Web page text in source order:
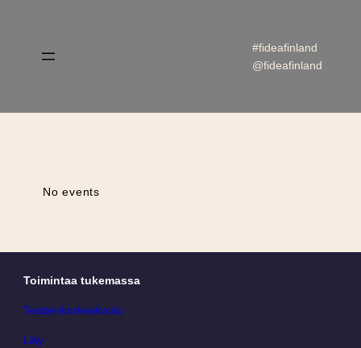
#fideafinland
@fideafinland
No events
Toimintaa tukemassa
Teatterikorkeakoulu
Liity